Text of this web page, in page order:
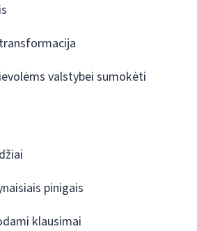
valstybei sumokėti
pinigais
klausimai